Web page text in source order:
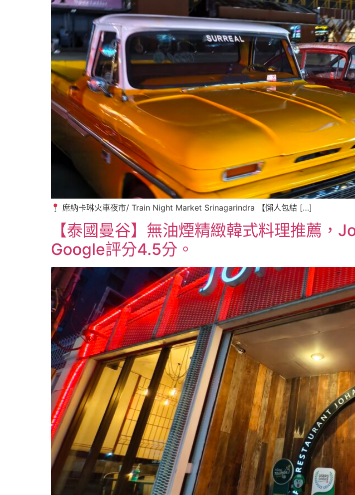
席納卡琳火車夜市/ Train Night Market Srinagarindra 【懶人包結 […]
【泰國曼谷】無油煙精緻韓式料理推薦，
Google評分4.5分。